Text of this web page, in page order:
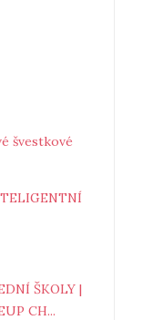
švestkové
ŠKOLY |
CH...